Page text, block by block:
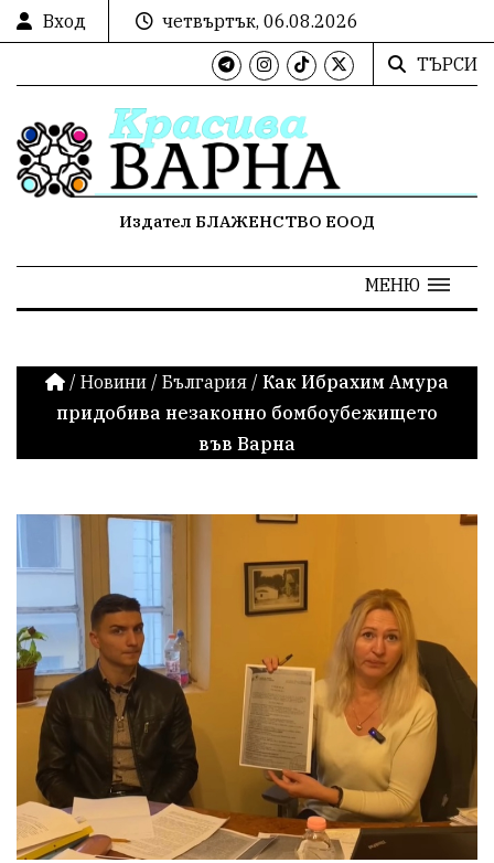
Вход
четвъртък, 06.08.2026
ТЪРСИ
Издател БЛАЖЕНСТВО ЕООД
МЕНЮ
/ Новини / България / Как Ибрахим Амура
придобива незаконно бомбоубежището
във Варна